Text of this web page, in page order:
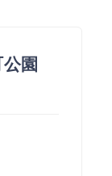
園